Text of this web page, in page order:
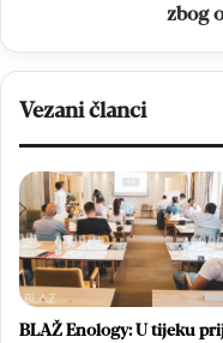
zbog
Vezani članci
BLAŽ Enology: U tijeku